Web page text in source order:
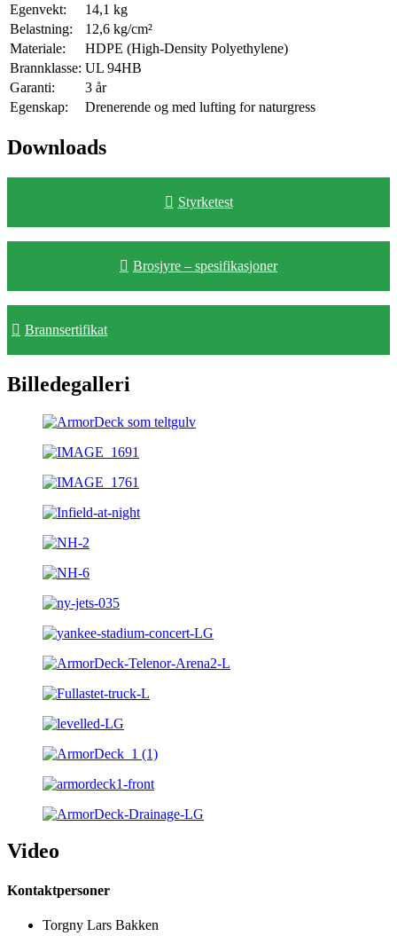
Egenvekt:
14,1 kg
Belastning:
12,6 kg/cm²
Materiale:
HDPE (High-Density Polyethylene)
Brannklasse: UL 94HB
Garanti:
3 år
Egenskap:
Drenerende og med lufting for naturgress
Downloads
Styrketest
Brosjyre – spesifikasjoner
Brannsertifikat
Billedegalleri
Video
Kontaktpersoner
Torgny Lars Bakken